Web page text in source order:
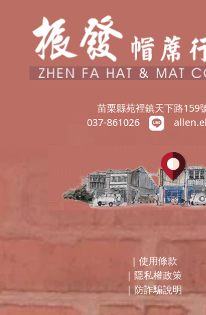
苗栗縣苑裡鎮天下路159
037-861026
｜ 使用條款
｜ 隱私權政策
｜防詐騙說明